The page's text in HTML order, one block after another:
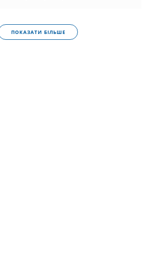
ПОКАЗАТИ БІЛЬШЕ